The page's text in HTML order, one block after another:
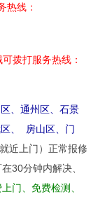
热线：
拨打服务热线：
、通州区、石景
、 房山区、门
近上门）正常报修
30分钟内解决、
门、免费检测、